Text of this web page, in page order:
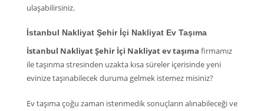
ulaşabilirsiniz.
İstanbul Nakliyat Şehir İçi Nakliyat Ev Taşıma
İstanbul Nakliyat Şehir İçi Nakliyat ev taşıma firmamız
ile taşınma stresinden uzakta kısa süreler içerisinde yeni
evinize taşınabilecek duruma gelmek istemez misiniz?
Ev taşıma çoğu zaman istenmedik sonuçların alınabileceği ve